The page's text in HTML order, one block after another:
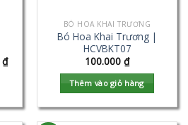
₫
BÓ HOA KHAI TRƯƠNG
Bó Hoa Khai Trương |
HCVBKT07
100.000 ₫
Thêm vào giỏ hàng